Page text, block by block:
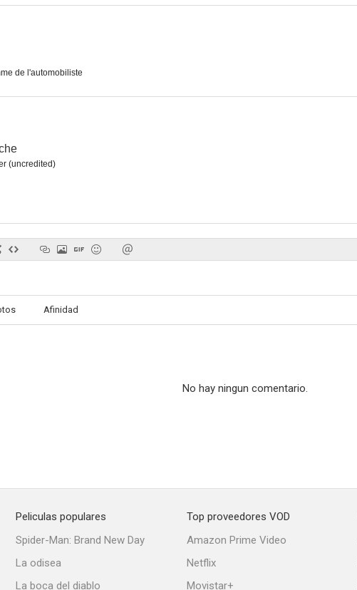
de l'automobiliste
(uncredited)
Afinidad
No hay ningun comentario.
Peliculas populares
Spider-Man: Brand New Day
La odisea
La boca del diablo
Top proveedores VOD
Amazon Prime Video
Netflix
Movistar+